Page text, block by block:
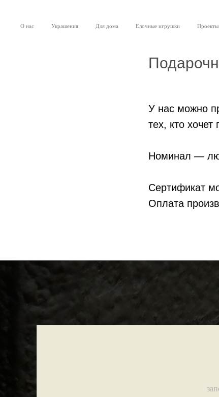
О нас Украшения Для дома Елочные игрушки Проекты
У нас можно
тех, кто
Номинал —
Сертификат
Оплата